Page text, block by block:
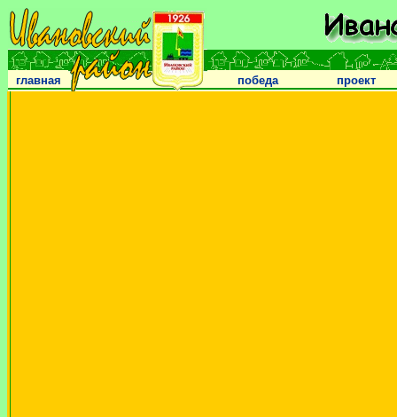
главная победа проект